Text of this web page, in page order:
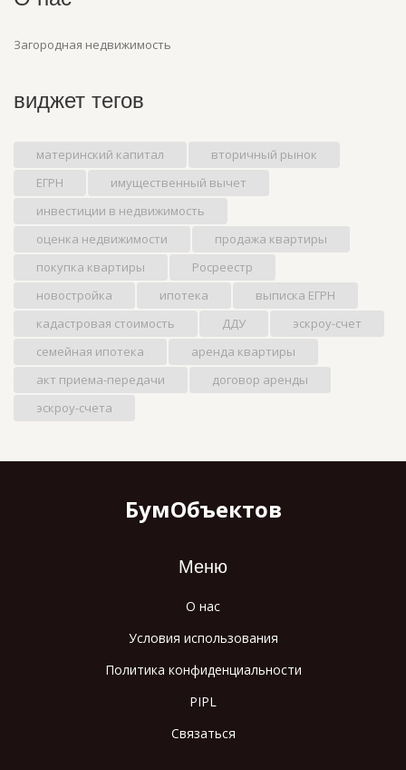
Загородная недвижимость
виджет тегов
материнский капитал
вторичный рынок
ЕГРН
имущественный вычет
инвестиции в недвижимость
оценка недвижимости
продажа квартиры
покупка квартиры
Росреестр
новостройка
ипотека
выписка ЕГРН
кадастровая стоимость
ДДУ
эскроу-счет
семейная ипотека
аренда квартиры
акт приема-передачи
договор аренды
эскроу-счета
БумОбъектов
Меню
О нас
Условия использования
Политика конфиденциальности
PIPL
Связаться